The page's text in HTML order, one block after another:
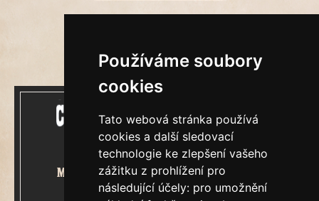
Používáme soubory
cookies
Tato webová stránka používá
cookies a další sledovací
technologie ke zlepšení vašeho
zážitku z prohlížení pro
následující účely: pro umožnění
Mecenášem Cimrmanova Zpravodaje
je společnost